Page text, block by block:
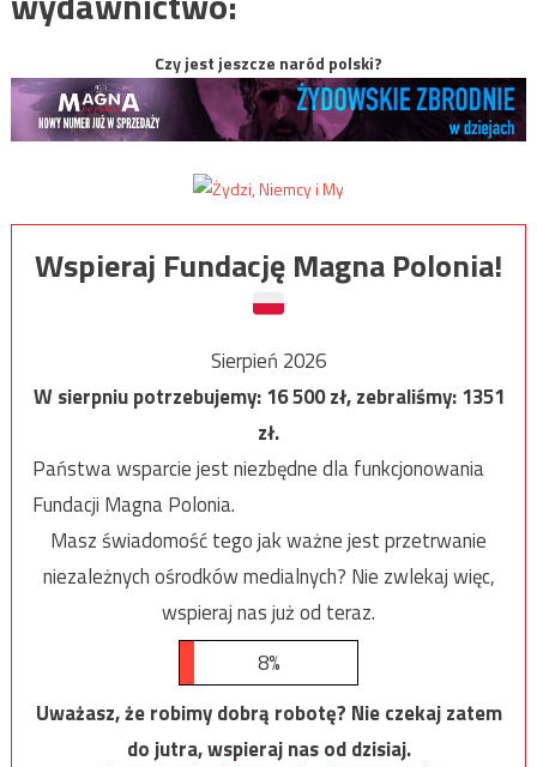
Czy jest jeszcze naród polski?
Wspieraj Fundację Magna Polonia!
Sierpień 2026
W sierpniu potrzebujemy:16 500zł, zebraliśmy:1351
zł.
Państwa wsparcie jest niezbędne dla funkcjonowania
Fundacji Magna Polonia.
Masz świadomość tego jak ważne jest przetrwanie
niezależnych ośrodków medialnych? Nie zwlekaj więc,
wspieraj nas już od teraz.
8%
Uważasz, że robimy dobrą robotę? Nie czekaj zatem
do jutra, wspieraj nas od dzisiaj.